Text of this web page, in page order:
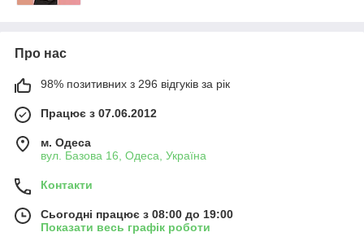
Про нас
98% позитивних з 296 відгуків за рік
Працює з 07.06.2012
м. Одеса
вул. Базова 16, Одеса, Україна
Контакти
Сьогодні працює з 08:00 до 19:00
Показати весь графік роботи